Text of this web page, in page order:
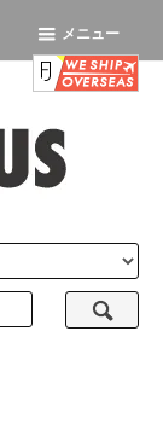
メニュー